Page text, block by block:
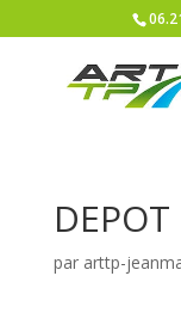
DEPOT
par arttp-